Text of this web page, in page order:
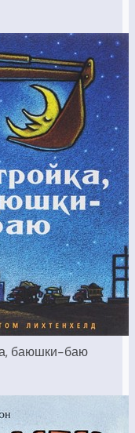
баюшки-баю